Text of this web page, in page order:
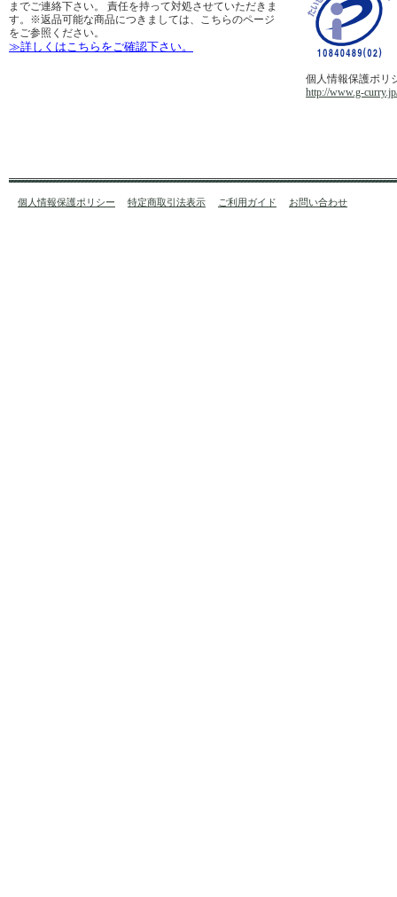
までご連絡下さい。 責任を持って対処させていただきま
す。※返品可能な商品につきましては、こちらのページ
をご参照ください。
≫詳しくはこちらをご確認下さい。
個人情報保護ポリ
http://www.g-
個人情報保護ポリシー 特定商取引法表示 ご利用ガイド お問い合わせ